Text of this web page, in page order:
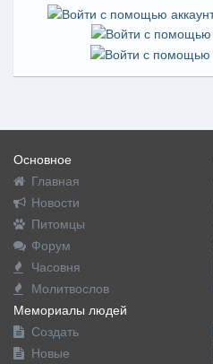
Основное
Главная
Новости
Питомцы
Форум
Часовня
Молитвослов
Мемориалы людей
Создать
Новые